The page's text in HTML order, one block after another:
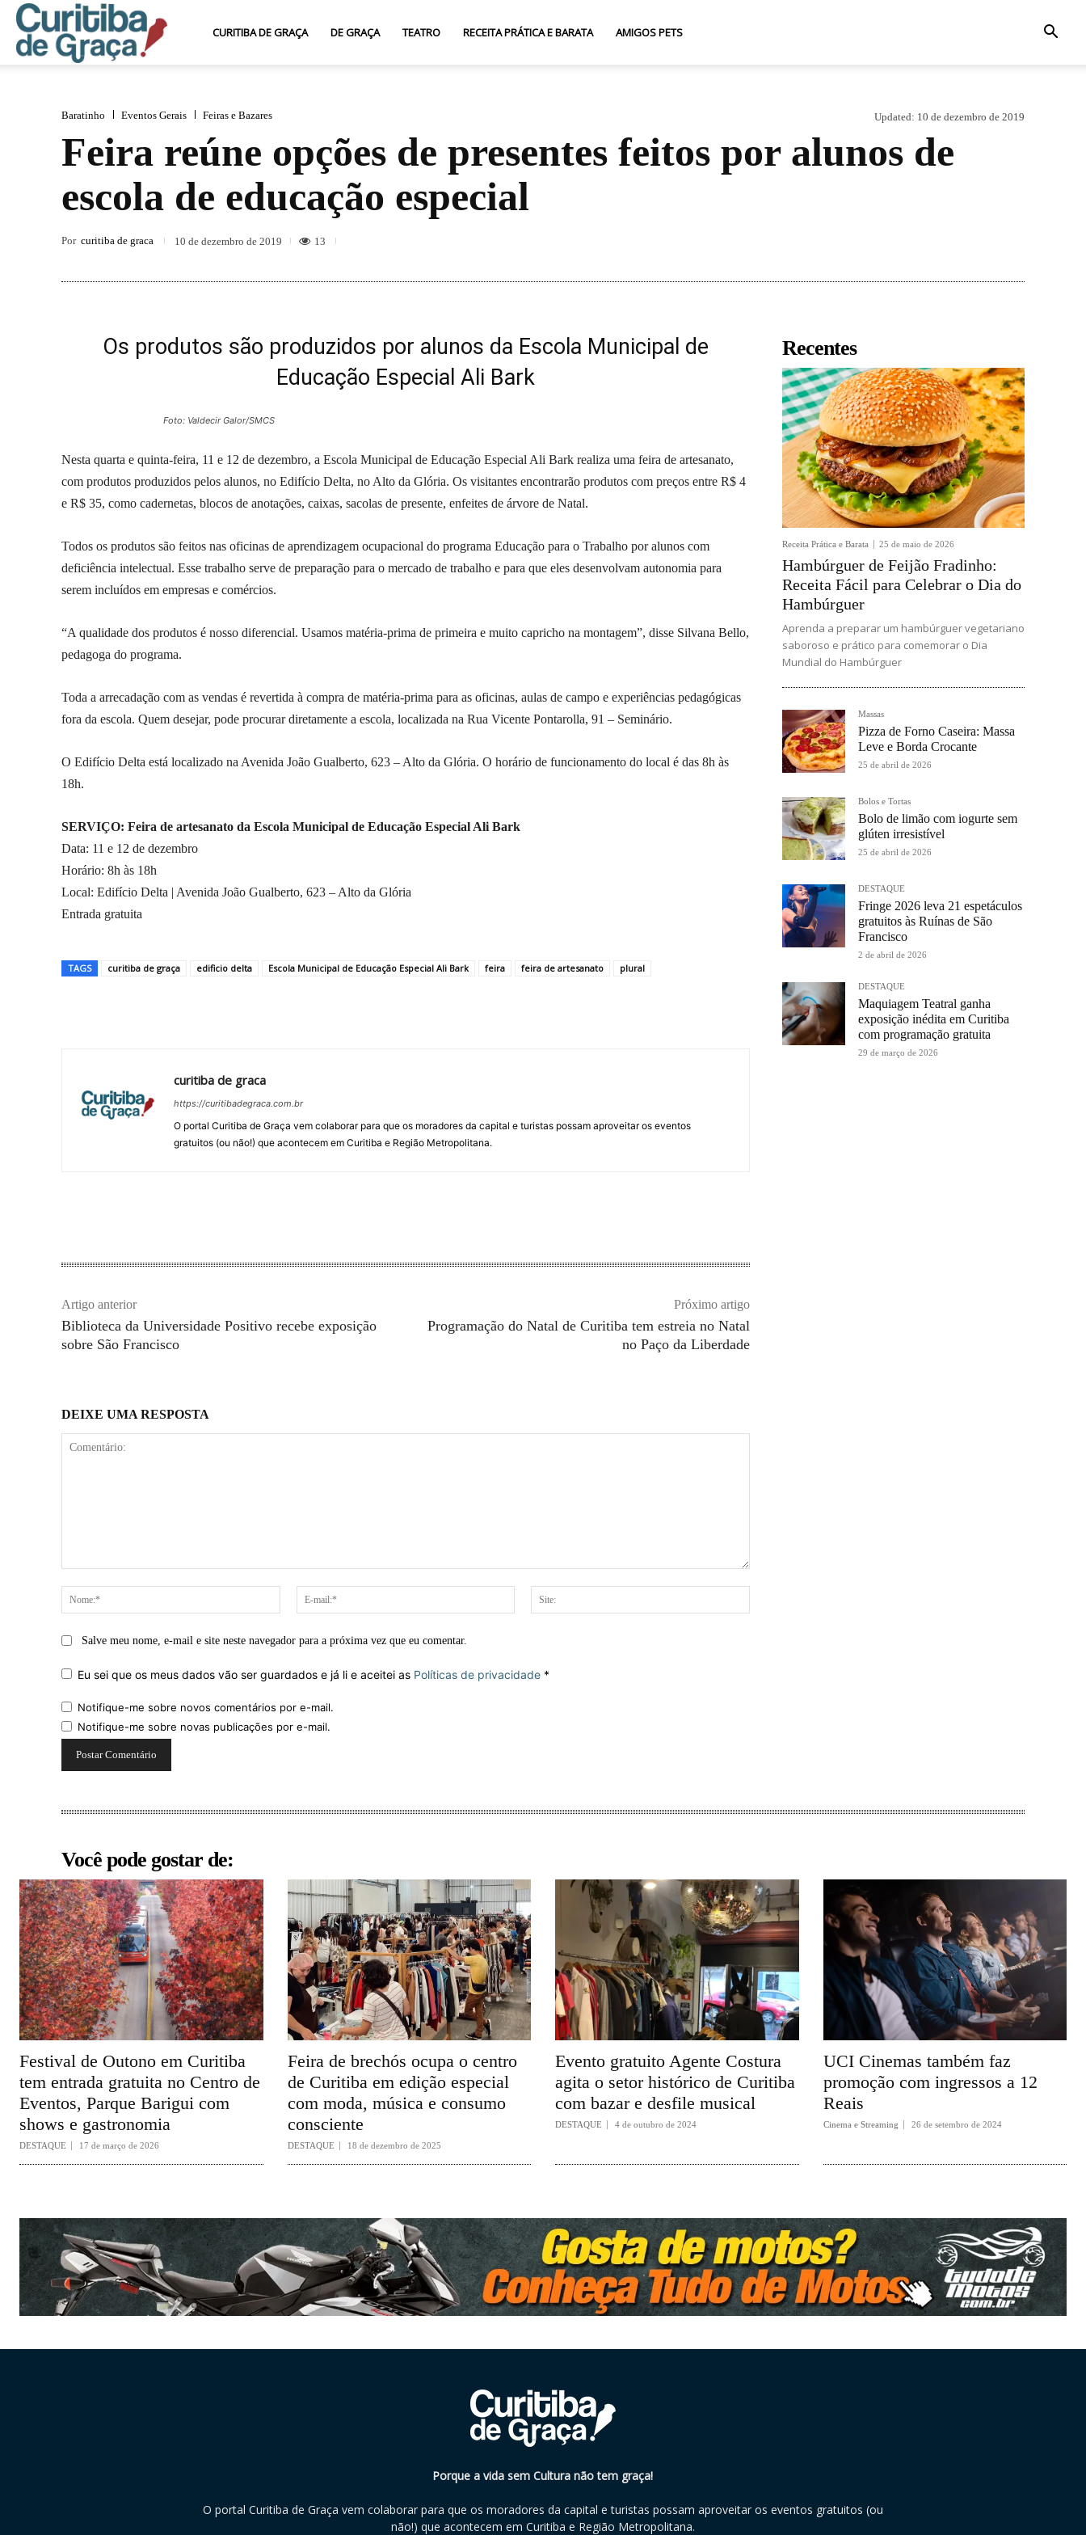
Curitiba
Graça
CURITIBA DE GRAÇA DE GRAÇA TEATRO RECEITA PRÁTICA E BARATA AMIGOS PETS
Baratinho Eventos Gerais Feiras e Bazares Updated: 10 de dezembro de 2019
Feira reúne opções de presentes feitos por alunos de
escola de educação especial
Por curitiba de graca 10 de dezembro de 2019 13
Os produtos são produzidos por alunos da Escola Municipal de
Educação Especial Ali Bark
Foto: Valdecir Galor/SMCS
Nesta quarta e quinta-feira, 11 e 12 de dezembro, a Escola Municipal de Educação Especial Ali Bark realiza uma feira de artesanato,
com produtos produzidos pelos alunos, no Edifício Delta, no Alto da Glória. Os visitantes encontrarão produtos com preços entre R$ 4
e R$ 35, como cadernetas, blocos de anotações, caixas, sacolas de presente, enfeites de árvore de Natal.
Todos os produtos são feitos nas oficinas de aprendizagem ocupacional do programa Educação para o Trabalho por alunos com
deficiência intelectual. Esse trabalho serve de preparação para o mercado de trabalho e para que eles desenvolvam autonomia para
serem incluídos em empresas e comércios.
“A qualidade dos produtos é nosso diferencial. Usamos matéria-prima de primeira e muito capricho na montagem”, disse Silvana Bello,
pedagoga do programa.
Toda a arrecadação com as vendas é revertida à compra de matéria-prima para as oficinas, aulas de campo e experiências pedagógicas
fora da escola. Quem desejar, pode procurar diretamente a escola, localizada na Rua Vicente Pontarolla, 91 – Seminário.
O Edifício Delta está localizado na Avenida João Gualberto, 623 – Alto da Glória. O horário de funcionamento do local é das 8h às
18h.
SERVIÇO: Feira de artesanato da Escola Municipal de Educação Especial Ali Bark
Data: 11 e 12 de dezembro
Horário: 8h às 18h
Local: Edifício Delta | Avenida João Gualberto, 623 – Alto da Glória
Entrada gratuita
TAGS curitiba de graça edificio delta Escola Municipal de Educação Especial Ali Bark feira feira de artesanato plural
curitiba de graca
https://curitibadegraca.com.br
O portal Curitiba de Graça vem colaborar para que os moradores da capital e turistas possam aproveitar os eventos
gratuitos (ou não!) que acontecem em Curitiba e Região Metropolitana.
Artigo anterior
Biblioteca da Universidade Positivo recebe exposição
sobre São Francisco
Próximo artigo
Programação do Natal de Curitiba tem estreia no Natal
no Paço da Liberdade
DEIXE UMA RESPOSTA
Nome:*
mail:*
Salve meu nome, e-mail e site neste navegador para a próxima vez que eu comentar.
Eu sei que os meus dados vão ser guardados e já li e aceitei as Políticas de privacidade *
Notifique-me sobre novos comentários por e-mail.
Notifique-me sobre novas publicações por e-mail.
Recentes
Receita Prática e Barata 25 de maio de 2026
Hambúrguer de Feijão Fradinho:
Receita Fácil para Celebrar o Dia do
Hambúrguer
Aprenda a preparar um hambúrguer vegetariano
saboroso e prático para comemorar o Dia
Mundial do Hambúrguer
Massas
Pizza de Forno Caseira: Massa
Leve e Borda Crocante
25 de abril de 2026
Bolos e Tortas
Bolo de limão com iogurte sem
glúten irresistível
25 de abril de 2026
DESTAQUE
Fringe 2026 leva 21 espetáculos
gratuitos às Ruínas de São
Francisco
2 de abril de 2026
DESTAQUE
Maquiagem Teatral ganha
exposição inédita em Curitiba
com programação gratuita
29 de março de 2026
Você pode gostar de:
Festival de Outono em Curitiba
tem entrada gratuita no Centro de
Eventos, Parque Barigui com
shows e gastronomia
DESTAQUE 17 de março de 2026
Feira de brechós ocupa o centro
de Curitiba em edição especial
com moda, música e consumo
consciente
DESTAQUE 18 de dezembro de 2025
Evento gratuito Agente Costura
agita o setor histórico de Curitiba
com bazar e desfile musical
DESTAQUE 4 de outubro de 2024
UCI Cinemas também faz
promoção com ingressos a 12
Reais
Cinema e Streaming 26 de setembro de 2024
Porque a vida sem Cultura não tem graça!
O portal Curitiba de Graça vem colaborar para que os moradores da capital e turistas possam aproveitar os eventos gratuitos (ou
não!) que acontecem em Curitiba e Região Metropolitana.